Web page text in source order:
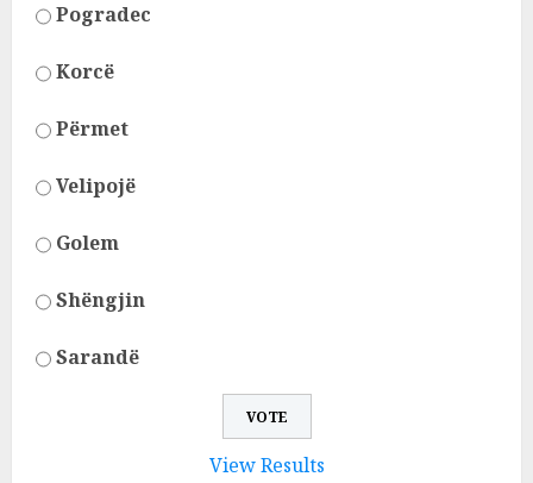
Pogradec
Korcë
Përmet
Velipojë
Golem
Shëngjin
Sarandë
View Results